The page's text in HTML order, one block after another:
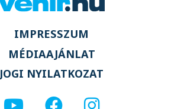
IMPRESSZUM
MÉDIAAJÁNLAT
JOGI NYILATKOZAT